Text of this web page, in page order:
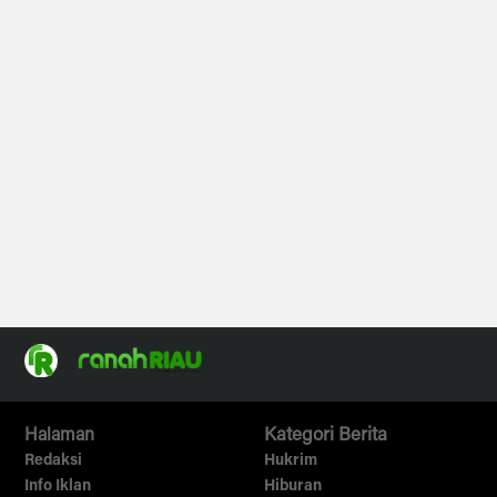
Halaman
Redaksi
Info Iklan
Kategori Berita
Hukrim
Hiburan